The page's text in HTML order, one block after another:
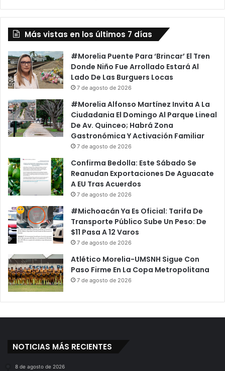
Más vistas en los últimos 7 días
#Morelia Puente Para ‘Brincar’ El Tren
Donde Niño Fue Arrollado Estará Al
Lado De Las Burguers Locas
7 de agosto de 2026
#Morelia Alfonso Martínez Invita A La
Ciudadania El Domingo Al Parque Lineal
De Av. Quinceo; Habrá Zona
Gastronómica Y Activación Familiar
7 de agosto de 2026
Confirma Bedolla: Este Sábado Se
Reanudan Exportaciones De Aguacate
A EU Tras Acuerdos
7 de agosto de 2026
#Michoacán Ya Es Oficial: Tarifa De
Transporte Público Sube Un Peso: De
$11 Pasa A 12 Varos
7 de agosto de 2026
Atlético Morelia-UMSNH Sigue Con
Paso Firme En La Copa Metropolitana
7 de agosto de 2026
NOTICIAS MÁS RECIENTES
8 de agosto de 2026